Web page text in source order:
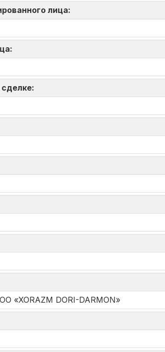
лица:
«XORAZM DORI-DARMON»